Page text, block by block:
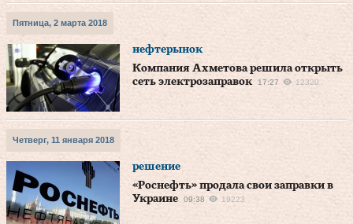
Пятница, 2 марта 2018
нефтерынок
Компания Ахметова решила открыть
сеть электрозаправок
17:27 12320
Четверг, 11 января 2018
решение
«Роснефть» продала свои заправки в
Украине
09:38 19223